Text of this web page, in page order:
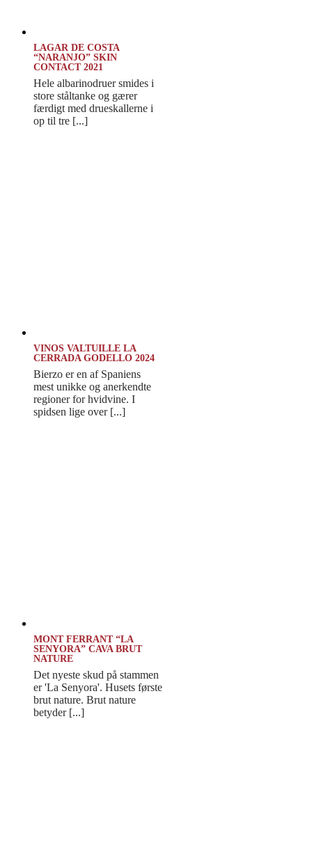
LAGAR DE COSTA
“NARANJO” SKIN
CONTACT 2021
Hele albarinodruer smides i
store ståltanke og gærer
færdigt med drueskallerne i
op til tre [...]
VINOS VALTUILLE LA
CERRADA GODELLO 2024
Bierzo er en af Spaniens
mest unikke og anerkendte
regioner for hvidvine. I
spidsen lige over [...]
MONT FERRANT “LA
SENYORA” CAVA BRUT
NATURE
Det nyeste skud på stammen
er 'La Senyora'. Husets første
brut nature. Brut nature
betyder [...]